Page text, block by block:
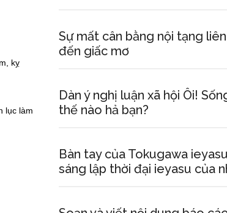
kỵ
lục làm
Sự mất cân bằng nội tạng
đến giấc mơ
Dàn ý nghị luận xã hội Ôi!
thế nào hả bạn?
Bàn tay của Tokugawa
sáng lập thời đại ieyasu của